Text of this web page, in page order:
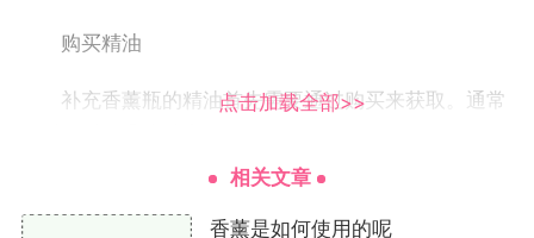
购买精油
补充香薰瓶的精油首先需要通过购买来获取。通常
商店：游戏中的商店会定期更新货物，精油种类繁
多，价格也有所不同。你需要根据自己的游戏经济情况
点击加载全部>>
相关文章
香薰是如何使用的呢